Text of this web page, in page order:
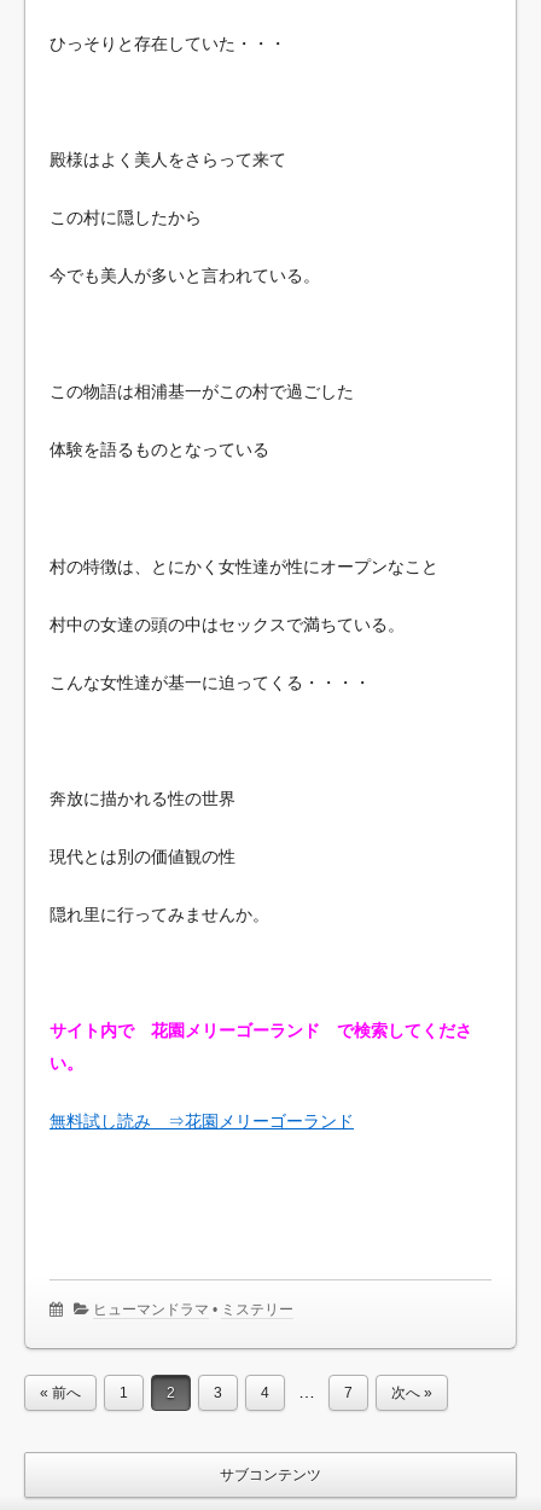
ひっそりと存在していた・・・
殿様はよく美人をさらって来て
この村に隠したから
今でも美人が多いと言われている。
この物語は相浦基一がこの村で過ごした
体験を語るものとなっている
村の特徴は、とにかく女性達が性にオープンなこと
村中の女達の頭の中はセックスで満ちている。
こんな女性達が基一に迫ってくる・・・・
奔放に描かれる性の世界
現代とは別の価値観の性
隠れ里に行ってみませんか。
サイト内で 花園メリーゴーランド で検索してくださ
い。
無料試し読み ⇒花園メリーゴーランド
ヒューマンドラマ • ミステリー
« 前へ 1 2 3 4 7 次へ »
サブコンテンツ